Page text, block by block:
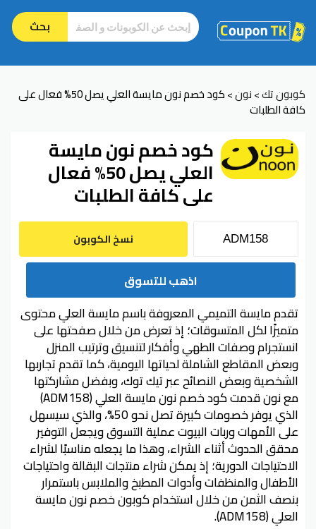
بحث
كوبون تك>نون> كود خصم نون مايسة العلي يصل 50% فعال على
كافة الطلبات
كود خصم نون مايسة
العلي يصل 50% فعال
على كافة الطلبات
نسخ الكوبون
اذهب للتسوق
تقدم مايسة التميمي المعروفة باسم مايسة العلي محتوى
متميزًا لكل المتسوقات؛ إذ تعرض من خلال صفحتها على
انستجرام وصفات الطهي وأفكار لتنسيق وترتيب المنزل
وبعض المقاطع الشاملة لحياتها اليومية، كما تقدم تجاربها
الشخصية وبعض النصائح عبر تيك توك، وبفضل مشاركتها
مع نون قدمت كود خصم نون مايسة العلي (ADM158)
الذي يوفر خصومات كبيرة تصل نحو 50%، والذي سيسهل
على الأمهات وربات البيوت عملية التسوق ويجعل التوفير
محقق الحدوث أثناء الشراء، وهذا ما يجعله مناسبًا لشراء
الاحتياجات الدورية؛ إذ يمكن شراء منتجات البقالة واحتياجات
الأطفال والمنظفات وأدوات المطبخ والملابس باستمرار
بنصف الثمن من خلال استخدام كوبون خصم نون مايسة
العلي (ADM158).